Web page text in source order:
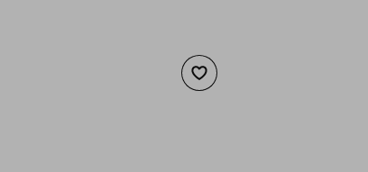
Добави към списъка с